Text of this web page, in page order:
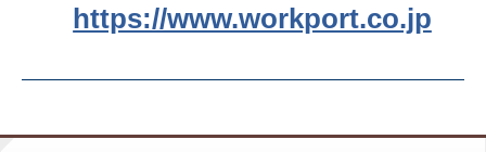
https://www.workport.co.jp